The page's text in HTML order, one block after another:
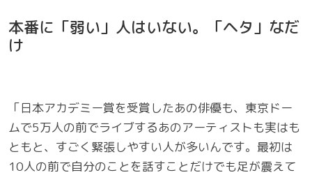
本番に「弱い」人はいない。「ヘタ」なだ
け
「日本アカデミー賞を受賞したあの俳優も、東京ドー
ムで5万人の前でライブするあのアーティストも実はも
ともと、すごく緊張しやすい人が多いんです。最初は
10人の前で自分のことを話すことだけでも足が震えて